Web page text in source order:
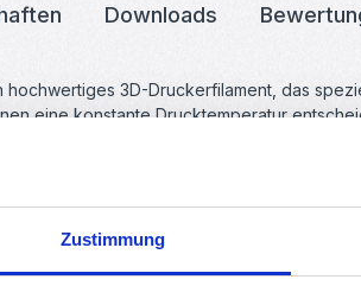
Zustimmung
Downloads
hochwertiges 3D-Druckerfilament, das
eine konstante Drucktemperatur
und Langlebigkeit:
Das ABS-Filament
nach längerer Nutzung bleibt das Material